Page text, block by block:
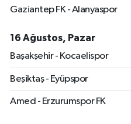
Gaziantep FK - Alanyaspor
16 Ağustos, Pazar
Başakşehir - Kocaelispor
Beşiktaş - Eyüpspor
Amed - Erzurumspor FK